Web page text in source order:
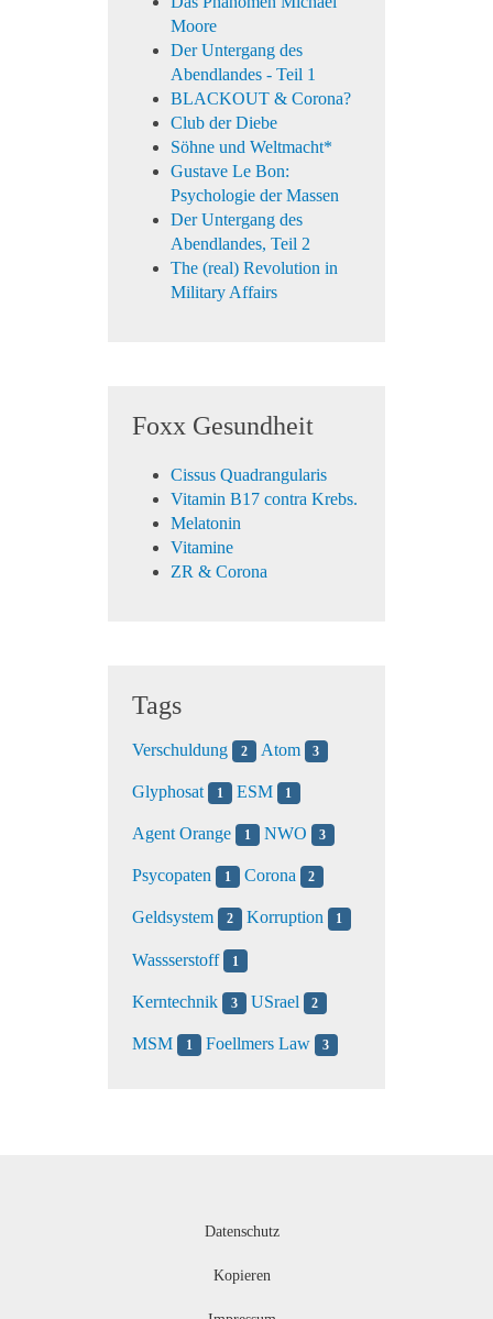
Moore
Der Untergang des
Abendlandes - Teil 1
BLACKOUT & Corona?
Club der Diebe
Söhne und Weltmacht*
Gustave Le Bon:
Psychologie der Massen
Der Untergang des
Abendlandes, Teil 2
The (real) Revolution in
Military Affairs
Foxx Gesundheit
Cissus Quadrangularis
Vitamin B17 contra Krebs.
Melatonin
Vitamine
ZR & Corona
Tags
Verschuldung 2 Atom 3
Glyphosat 1 ESM 1
Agent Orange 1 NWO 3
Psycopaten 1 Corona 2
Geldsystem 2 Korruption 1
Wassserstoff 1
Kerntechnik 3 USrael 2
MSM 1 Foellmers Law 3
Datenschutz
Kopieren